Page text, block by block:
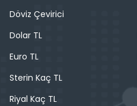
Döviz Çevirici
Dolar TL
Euro TL
Sterin Kaç TL
Riyal Kaç TL